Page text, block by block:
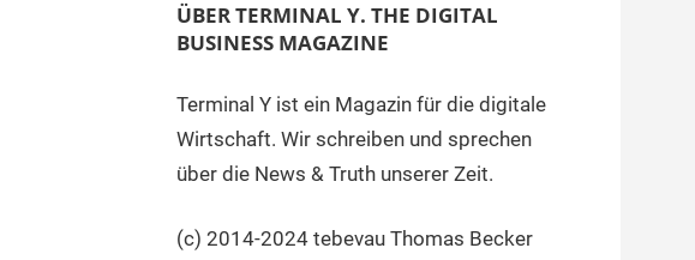
ÜBER TERMINAL Y. THE DIGITAL
BUSINESS MAGAZINE
Terminal Y ist ein Magazin für die digitale
Wirtschaft. Wir schreiben und sprechen
über die News & Truth unserer Zeit.
(c) 2014-2024 tebevau Thomas Becker